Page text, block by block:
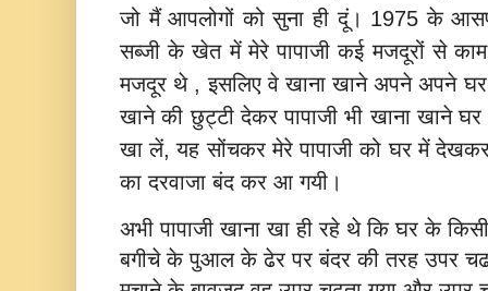
जो मैं आपलोगों को सुना ही दूं। 1975 के
सब्‍जी के खेत में मेरे पापाजी कई मजदूरों से
मजदूर थे , इसलिए वे खाना खाने अपने अपने
खाने की छुट्टी देकर पापाजी भी खाना खाने
खा लें, यह सोंचकर मेरे पापाजी को घर में
का दरवाजा बंद कर आ गयी।
अभी पापाजी खाना खा ही रहे थे कि घर के
बगीचे के पुआल के ढेर पर बंदर की तरह उपर